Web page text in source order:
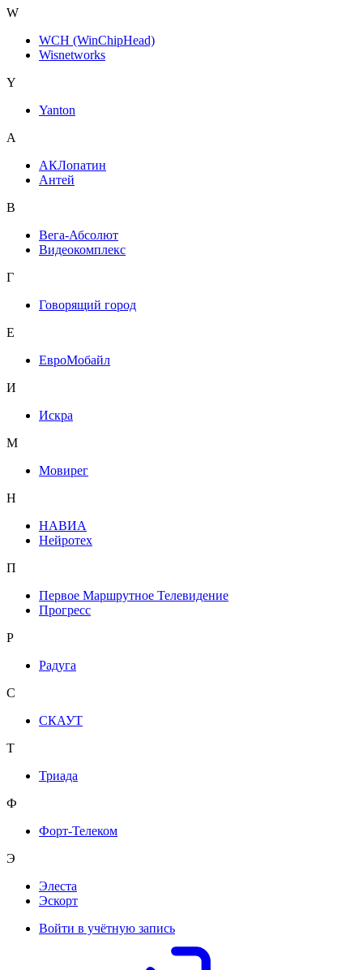
W
WCH (WinChipHead)
Wisnetworks
Y
Yanton
А
АКЛопатин
Антей
В
Вега-Абсолют
Видеокомплекс
Г
Говорящий город
Е
ЕвроМобайл
И
Искра
М
Мовирег
Н
НАВИА
Нейротех
П
Первое Маршрутное Телевидение
Прогресс
Р
Радуга
С
СКАУТ
Т
Триада
Ф
Форт-Телеком
Э
Элеста
Эскорт
Войти в учётную запись